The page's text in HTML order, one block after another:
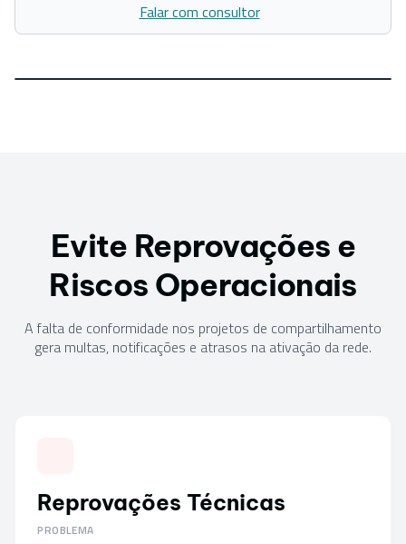
Falar com consultor
Evite Reprovações e
Riscos Operacionais
A falta de conformidade nos projetos de compartilhamento
gera multas, notificações e atrasos na ativação da rede.
Reprovações Técnicas
PROBLEMA